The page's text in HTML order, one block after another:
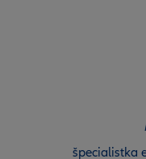
špecialistka